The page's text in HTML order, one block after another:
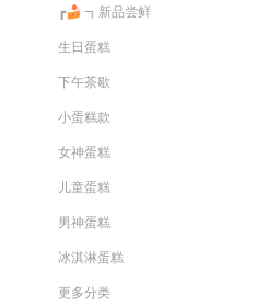
┏🍰 ┓新品尝鲜
生日蛋糕
下午茶歇
小蛋糕款
女神蛋糕
儿童蛋糕
男神蛋糕
冰淇淋蛋糕
更多分类